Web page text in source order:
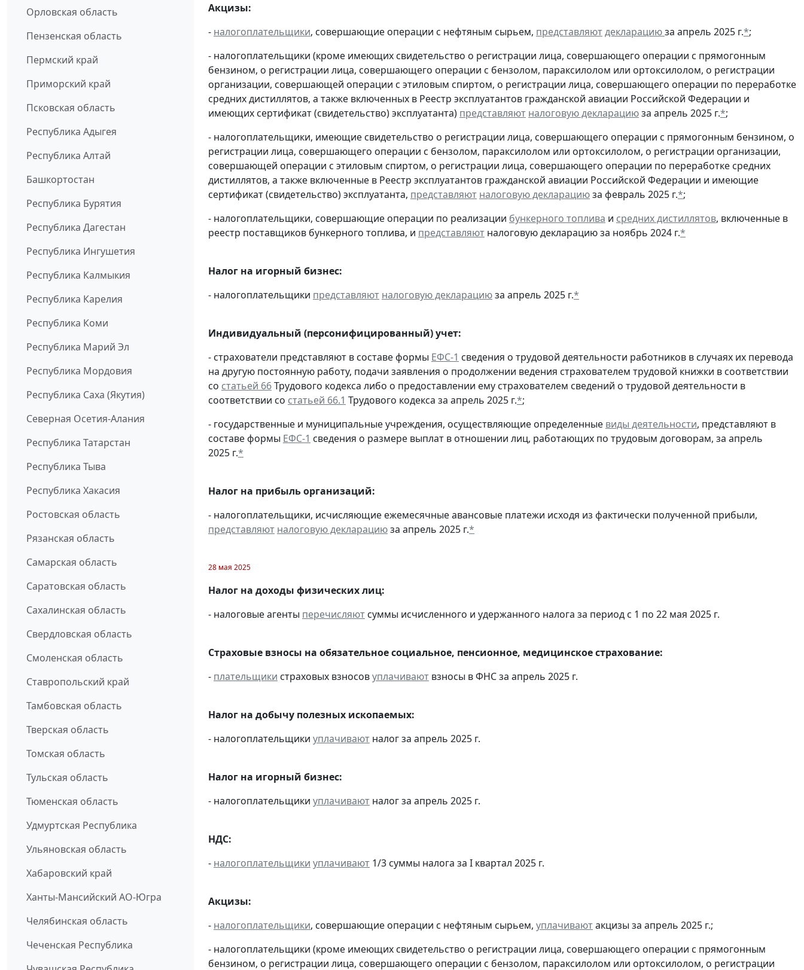
Орловская область
Пензенская область
Пермский край
Приморский край
Псковская область
Республика Адыгея
Республика Алтай
Башкортостан
Республика Бурятия
Республика Дагестан
Республика Ингушетия
Республика Калмыкия
Республика Карелия
Республика Коми
Республика Марий Эл
Республика Мордовия
Республика Саха (Якутия)
Северная Осетия-Алания
Республика Татарстан
Республика Тыва
Республика Хакасия
Ростовская область
Рязанская область
Самарская область
Саратовская область
Сахалинская область
Свердловская область
Смоленская область
Ставропольский край
Тамбовская область
Тверская область
Томская область
Тульская область
Тюменская область
Удмуртская Республика
Ульяновская область
Хабаровский край
Ханты-Мансийский АО-Югра
Челябинская область
Чеченская Республика
Акцизы:
- налогоплательщики, совершающие операции с нефтяным сырьем, представляютдекларациюза апрель 2025 г.*;
- налогоплательщики (кроме имеющих свидетельство о регистрации лица, совершающего операции с прямогонным
бензином, о регистрации лица, совершающего операции с бензолом, параксилолом или ортоксилолом, о регистрации
организации, совершающей операции с этиловым спиртом, о регистрации лица, совершающего операции по переработке
средних дистиллятов, а также включенных в Реестр эксплуатантов гражданской авиации Российской Федерации и
имеющих сертификат (свидетельство) эксплуатанта) представляют налоговую декларациюза апрель 2025 г.*;
- налогоплательщики, имеющие свидетельство о регистрации лица, совершающего операции с прямогонным бензином, о
регистрации лица, совершающего операции с бензолом, параксилолом или ортоксилолом, о регистрации организации,
совершающей операции с этиловым спиртом, о регистрации лица, совершающего операции по переработке средних
дистиллятов, а также включенные в Реестр эксплуатантов гражданской авиации Российской Федерации и имеющие
сертификат (свидетельство) эксплуатанта, представляют налоговую декларациюза февраль 2025 г.*;
- налогоплательщики, совершающие операции по реализации бункерного топлива и средних дистиллятов, включенные в
реестр поставщиков бункерного топлива, и представляют налоговую декларацию за ноябрь 2024 г.*
Налог на игорный бизнес:
- налогоплательщики представляют налоговую декларациюза апрель 2025 г.*
Индивидуальный (персонифицированный) учет:
- страхователи представляют в составе формы ЕФС-1 сведения о трудовой деятельности работников в случаях их перевода
на другую постоянную работу, подачи заявления о продолжении ведения страхователем трудовой книжки в соответствии
со статьей 66Трудового кодекса либо о предоставлении ему страхователем сведений о трудовой деятельности в
соответствии со статьей 66.1 Трудового кодекса за апрель 2025 г.*;
- государственные и муниципальные учреждения, осуществляющие определенные виды деятельности, представляют в
составе формы ЕФС-1 сведения о размере выплат в отношении лиц, работающих по трудовым договорам, за апрель
2025 г.*
Налог на прибыль организаций:
- налогоплательщики, исчисляющие ежемесячные авансовые платежи исходя из фактически полученной прибыли,
представляют налоговую декларациюза апрель 2025 г.*
28 мая 2025
Налог на доходы физических лиц:
- налоговые агенты перечисляют суммы исчисленного и удержанного налога за период с 1 по 22 мая 2025 г.
Страховые взносы на обязательное социальное, пенсионное, медицинское страхование:
- плательщики страховых взносовуплачивают взносы в ФНС за апрель 2025 г.
Налог на добычу полезных ископаемых:
- налогоплательщики уплачивают налог за апрель 2025 г.
Налог на игорный бизнес:
- налогоплательщики уплачивают налог за апрель 2025 г.
НДС:
- налогоплательщики уплачивают 1/3 суммы налога за I квартал 2025 г.
Акцизы:
- налогоплательщики, совершающие операции с нефтяным сырьем, уплачиваютакцизы за апрель 2025 г.;
- налогоплательщики (кроме имеющих свидетельство о регистрации лица, совершающего операции с прямогонным
бензином, о регистрации лица, совершающего операции с бензолом, параксилолом или ортоксилолом, о регистрации